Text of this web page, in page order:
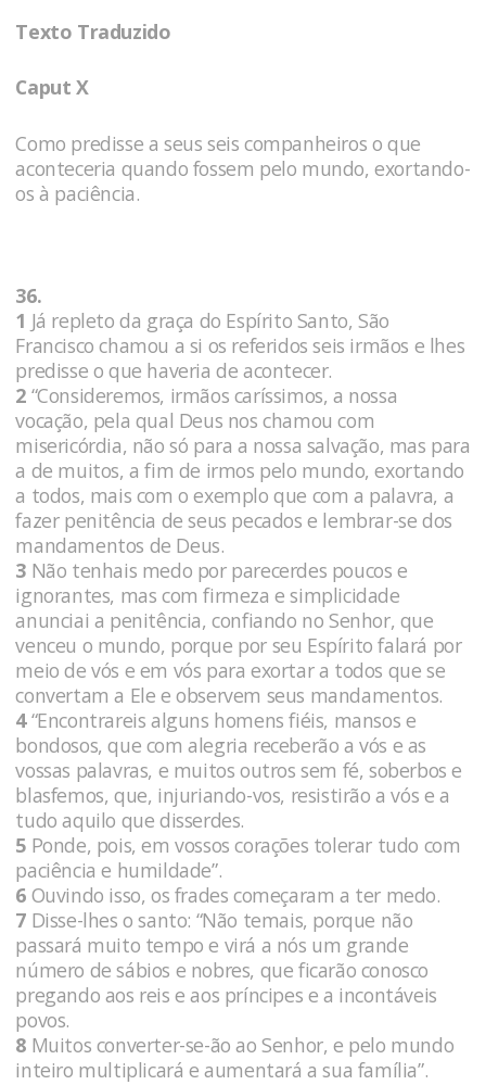
Texto Traduzido
Caput X
Como predisse a seus seis companheiros o que
aconteceria quando fossem pelo mundo, exortando-
os à paciência.
36.
1 Já repleto da graça do Espírito Santo, São
Francisco chamou a si os referidos seis irmãos e lhes
predisse o que haveria de acontecer.
2 “Consideremos, irmãos caríssimos, a nossa
vocação, pela qual Deus nos chamou com
misericórdia, não só para a nossa salvação, mas para
a de muitos, a fim de irmos pelo mundo, exortando
a todos, mais com o exemplo que com a palavra, a
fazer penitência de seus pecados e lembrar-se dos
mandamentos de Deus.
3 Não tenhais medo por parecerdes poucos e
ignorantes, mas com firmeza e simplicidade
anunciai a penitência, confiando no Senhor, que
venceu o mundo, porque por seu Espírito falará por
meio de vós e em vós para exortar a todos que se
convertam a Ele e observem seus mandamentos.
4“Encontrareis alguns homens fiéis, mansos e
bondosos, que com alegria receberão a vós e as
vossas palavras, e muitos outros sem fé, soberbos e
blasfemos, que, injuriando-vos, resistirão a vós e a
tudo aquilo que disserdes.
5 Ponde, pois, em vossos corações tolerar tudo com
paciência e humildade”.
6 Ouvindo isso, os frades começaram a ter medo.
7 Disse-lhes o santo: “Não temais, porque não
passará muito tempo e virá a nós um grande
número de sábios e nobres, que ficarão conosco
pregando aos reis e aos príncipes e a incontáveis
povos.
8 Muitos converter-se-ão ao Senhor, e pelo mundo
inteiro multiplicará e aumentará a sua família”.